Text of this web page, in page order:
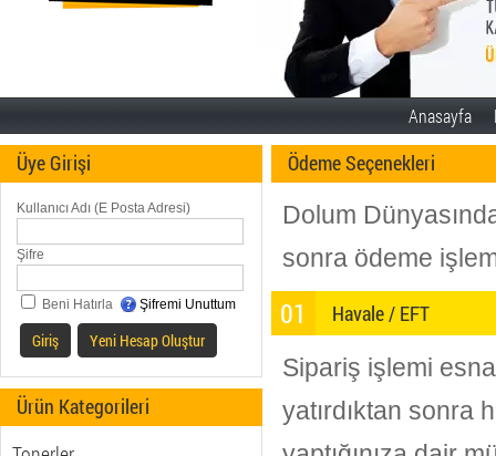
Anasayfa
Üye Girişi
Kullanıcı Adı (E Posta Adresi)
Şifre
Beni Hatırla Şifremi Unuttum
Giriş Yeni Hesap Oluştur
Ürün Kategorileri
Ödeme Seçenekleri
Dolum
sonra ödeme
01 Havale / EFT
Sipariş işlemi
yatırdıktan sonra